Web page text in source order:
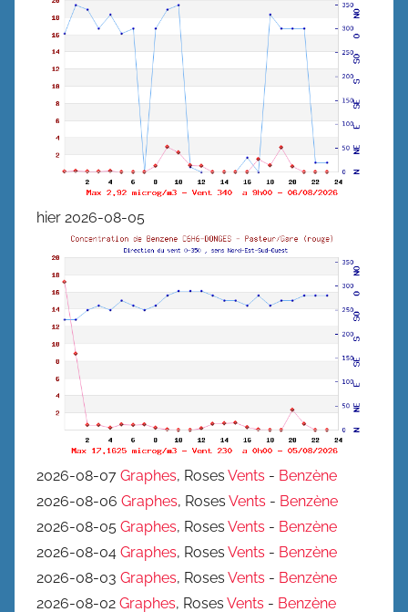
hier 2026-08-05
2026-08-07 Graphes, Roses Vents - Benzène
2026-08-06 Graphes, Roses Vents - Benzène
2026-08-05 Graphes, Roses Vents - Benzène
2026-08-04 Graphes, Roses Vents - Benzène
2026-08-03 Graphes, Roses Vents - Benzène
2026-08-02 Graphes, Roses Vents - Benzène